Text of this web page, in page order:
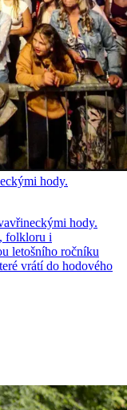
hody.
hody.
folkloru i
letošního ročníku
vrátí do hodového